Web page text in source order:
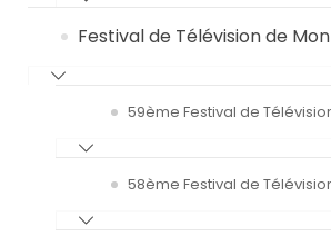
Festival de Télévision de
59ème Festival de
58ème Festival de